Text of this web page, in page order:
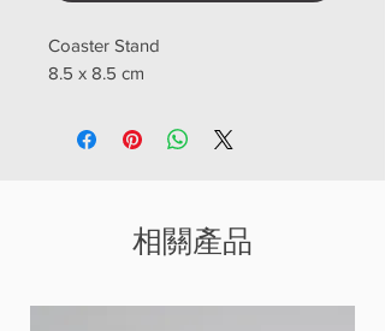
Coaster Stand
8.5 x 8.5 cm
相關產品